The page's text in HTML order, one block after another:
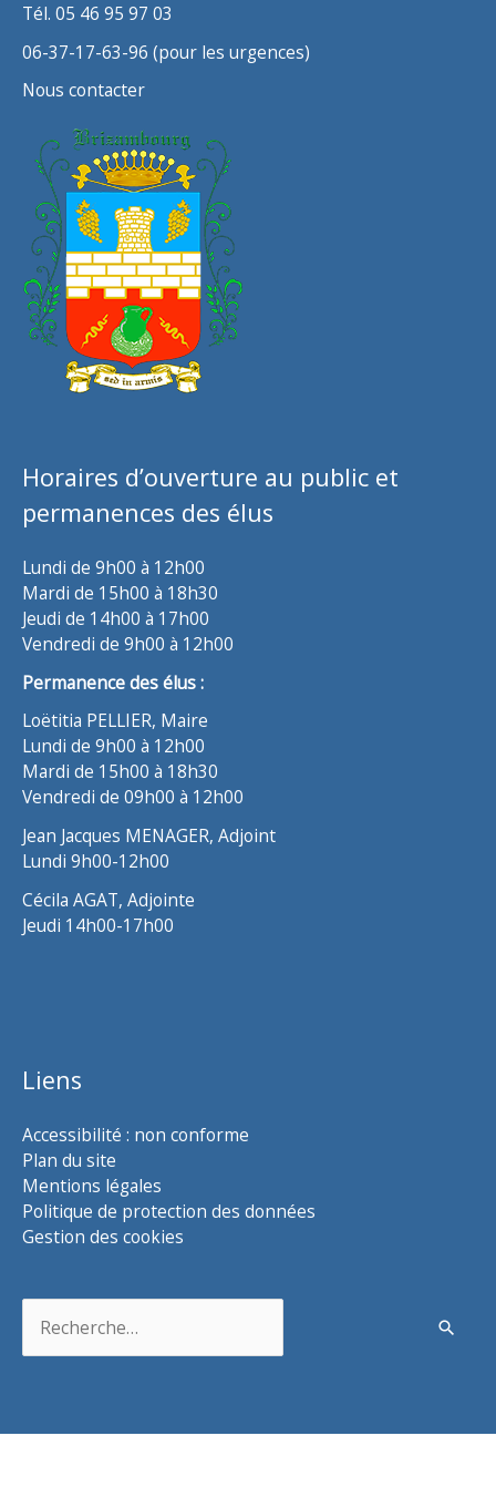
Tél. 05 46 95 97 03
06-37-17-63-96 (pour les urgences)
Nous contacter
Horaires d’ouverture au public et
permanences des élus
Lundi de 9h00 à 12h00
Mardi de 15h00 à 18h30
Jeudi de 14h00 à 17h00
Vendredi de 9h00 à 12h00
Permanence des élus :
Loëtitia PELLIER, Maire
Lundi de 9h00 à 12h00
Mardi de 15h00 à 18h30
Vendredi de 09h00 à 12h00
Jean Jacques MENAGER, Adjoint
Lundi 9h00-12h00
Cécila AGAT, Adjointe
Jeudi 14h00-17h00
Liens
Accessibilité : non conforme
Plan du site
Mentions légales
Politique de protection des données
Gestion des cookies